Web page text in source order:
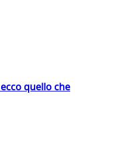
quello che